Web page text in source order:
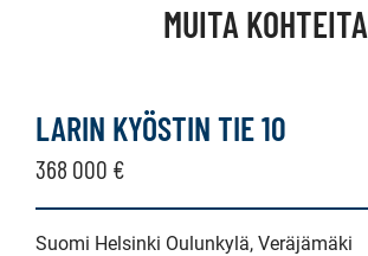
MUITA KOHTEITA
LARIN KYÖSTIN TIE 10
368 000 €
Suomi Helsinki Oulunkylä, Veräjämäki